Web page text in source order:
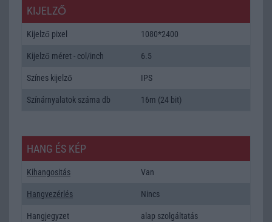
KIJELZŐ
Kijelző pixel 1080*2400
Kijelző méret - col/inch 6.5
Színes kijelző IPS
Színárnyalatok száma db 16m (24 bit)
HANG ÉS KÉP
Kihangositás Van
Hangvezérlés Nincs
Hangjegyzet alap szolgáltatás